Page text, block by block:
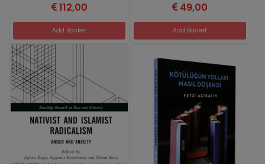
112,00
Add Basket
49,00
Add Basket